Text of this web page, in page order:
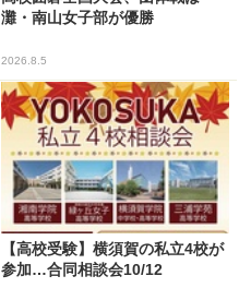
灘・南山女子部が優勝
2026.8.5
【高校受験】横須賀の私立4校が
参加…合同相談会10/12